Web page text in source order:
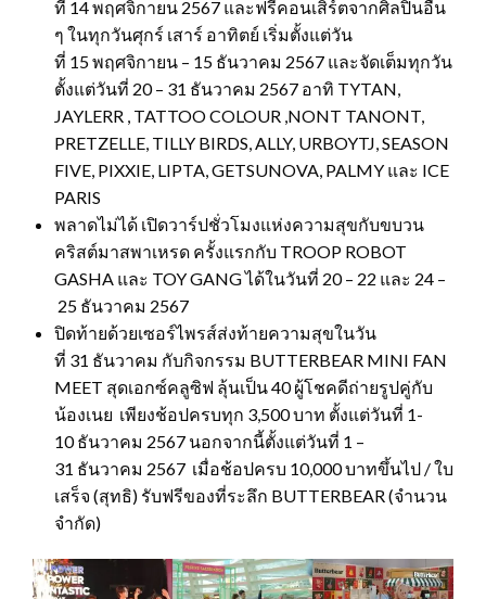
ที่ 14 พฤศจิกายน 2567 และฟรีคอนเสิร์ตจากศิลปินอื่น
ๆ ในทุกวันศุกร์ เสาร์ อาทิตย์ เริ่มตั้งแต่วัน
ที่ 15 พฤศจิกายน – 15 ธันวาคม 2567 และจัดเต็มทุกวัน
ตั้งแต่วันที่ 20 – 31 ธันวาคม 2567 อาทิ TYTAN,
JAYLERR , TATTOO COLOUR ,NONT TANONT,
PRETZELLE, TILLY BIRDS, ALLY, URBOYTJ, SEASON
FIVE, PIXXIE, LIPTA, GETSUNOVA, PALMY และ ICE
PARIS
พลาดไม่ได้ เปิดวาร์ปชั่วโมงแห่งความสุขกับขบวน
คริสต์มาสพาเหรด ครั้งแรกกับ TROOP ROBOT
GASHA และ TOY GANG ได้ในวันที่ 20 – 22 และ 24 –
25 ธันวาคม 2567
ปิดท้ายด้วยเซอร์ไพรส์ส่งท้ายความสุขในวัน
ที่ 31 ธันวาคม กับกิจกรรม BUTTERBEAR MINI FAN
MEET สุดเอกซ์คลูซิฟ ลุ้นเป็น 40 ผู้โชคดีถ่ายรูปคู่กับ
น้องเนย เพียงช้อปครบทุก 3,500 บาท ตั้งแต่วันที่ 1-
10 ธันวาคม 2567 นอกจากนี้ตั้งแต่วันที่ 1 –
31 ธันวาคม 2567 เมื่อช้อปครบ 10,000 บาทขึ้นไป / ใบ
เสร็จ (สุทธิ) รับฟรีของที่ระลึก BUTTERBEAR (จำนวน
จำกัด)